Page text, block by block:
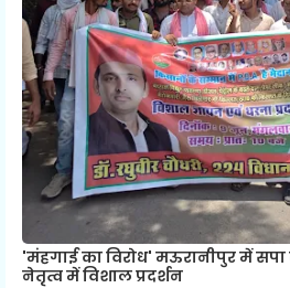
'मंहगाई का विरोध' मऊरानीपुर में सपा
नेतृत्व में विशाल प्रदर्शन